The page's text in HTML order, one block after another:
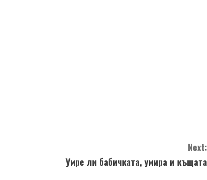
Next:
Умре ли бабичката, умира и къщата